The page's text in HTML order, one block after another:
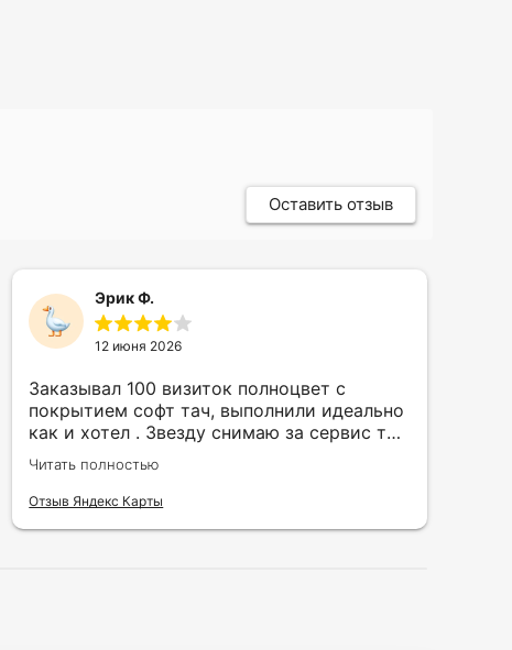
Оставить отзыв
Эрик Ф.
12 июня 2026
Заказывал 100 визиток полноцвет с
покрытием софт тач, выполнили идеально
как и хотел . Звезду снимаю за сервис так
как в первый день приехал за 30 мин до
закрытия а на месте никого не было.
Читать полностью
Отзыв Яндекс Карты